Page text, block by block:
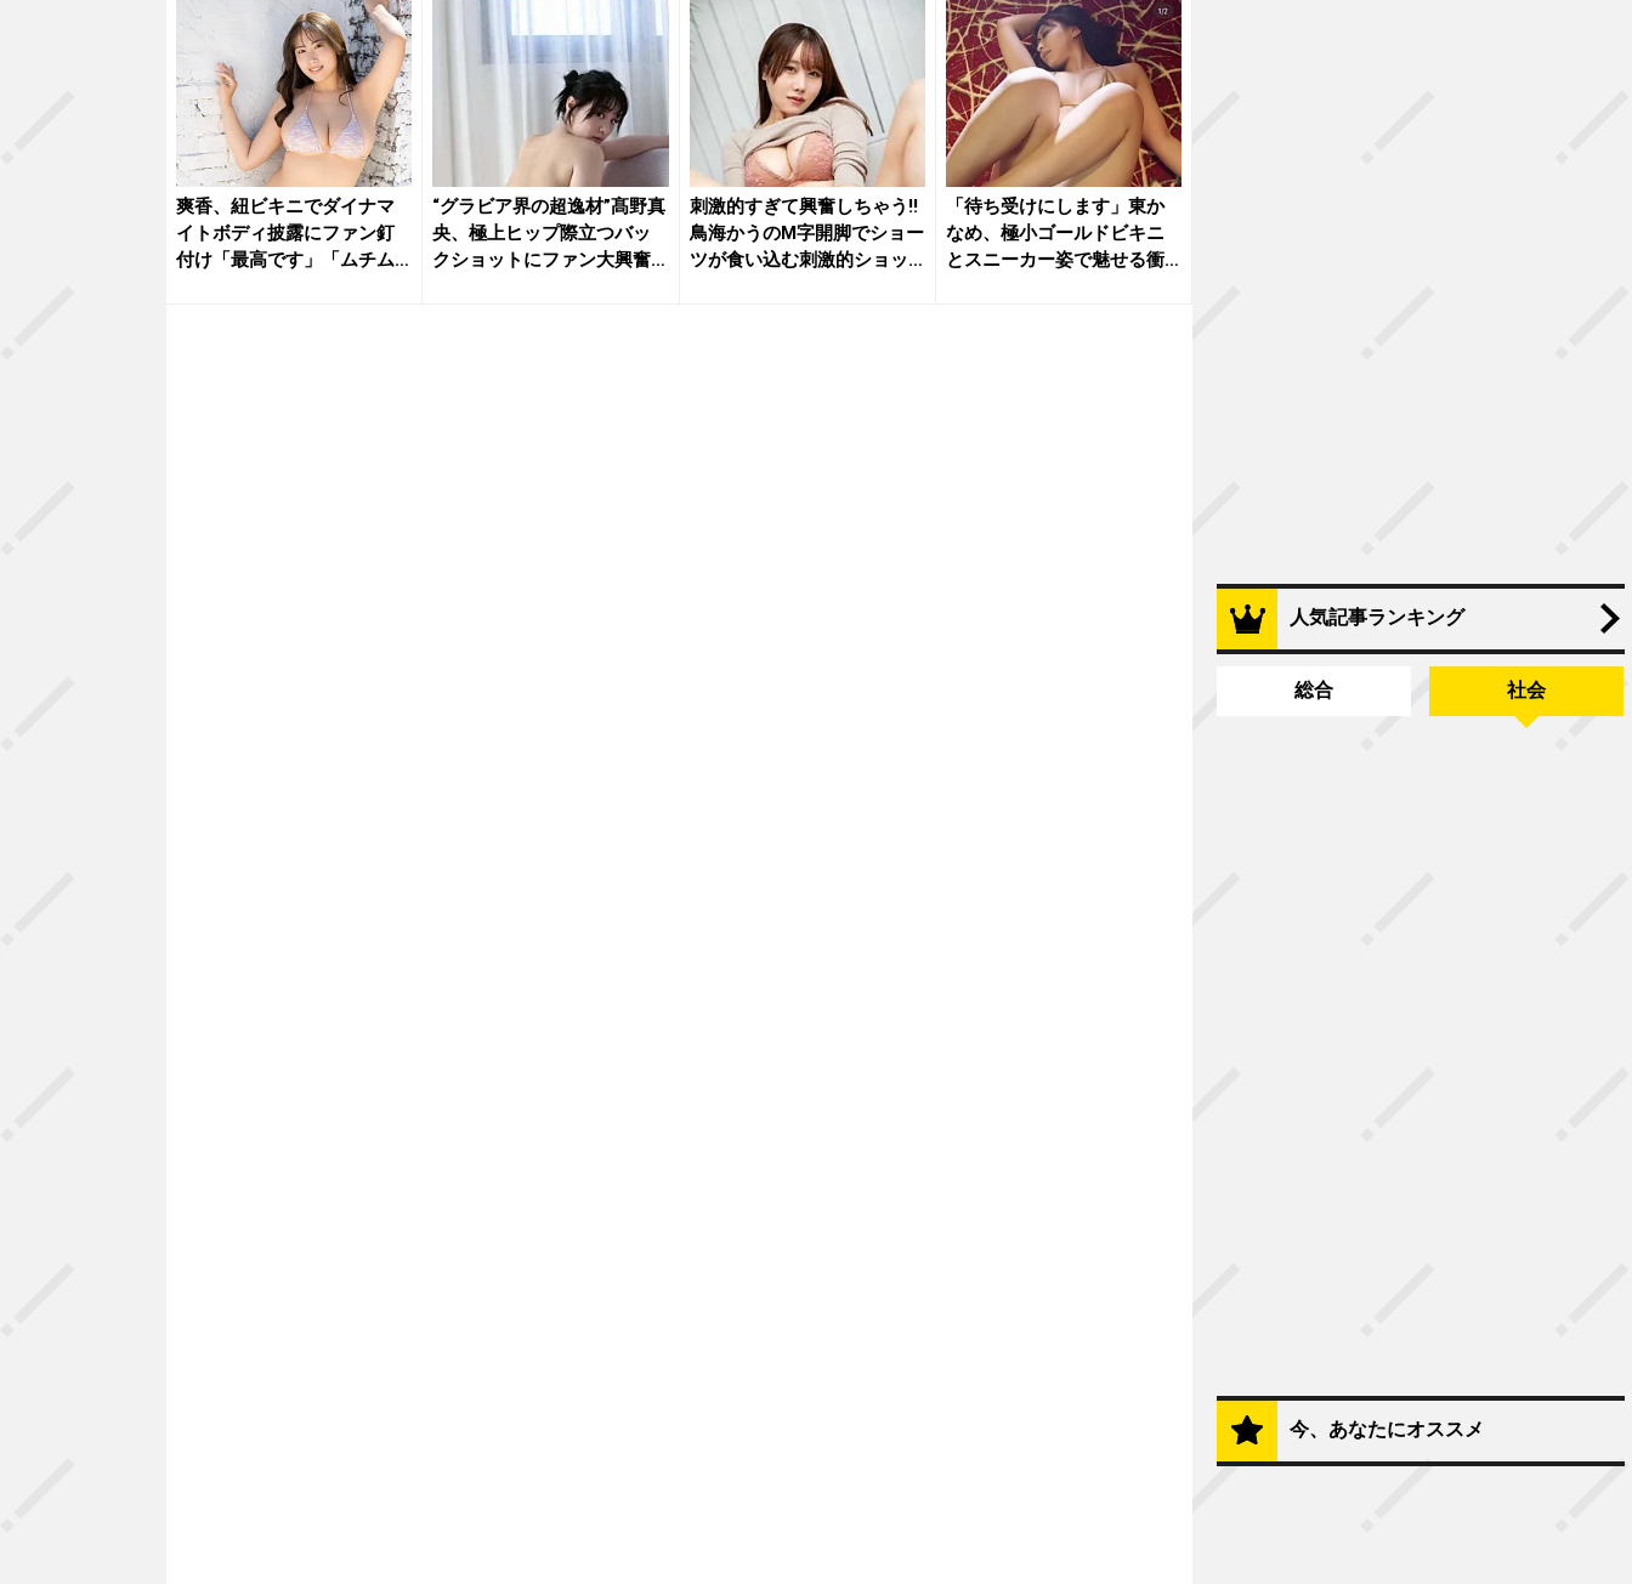
爽香、紐ビキニでダイナマ
イトボディ披露にファン釘
付け「最高です」「ムチム
“グラビア界の超逸材”髙野真
央、極上ヒップ際立つバッ
クショットにファン大興奮
刺激的すぎて興奮しちゃう!!
鳥海かうのM字開脚でショー
ツが食い込む刺激的ショッ
「待ち受けにします」東か
なめ、極小ゴールドビキニ
とスニーカー姿で魅せる衝
人気記事ランキング
総合 社会
今、あなたにオススメ